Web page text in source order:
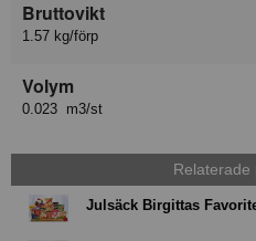
Bruttovikt
1.57 kg/förp
Volym
0.023 m3/st
Relaterade
Julsäck Birgittas